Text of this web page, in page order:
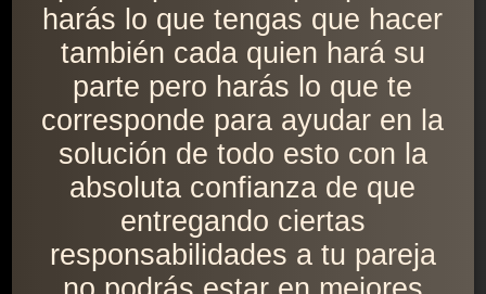
harás lo que tengas que hacer
también cada quien hará su
parte pero harás lo que te
corresponde para ayudar en la
solución de todo esto con la
absoluta confianza de que
entregando ciertas
responsabilidades a tu pareja